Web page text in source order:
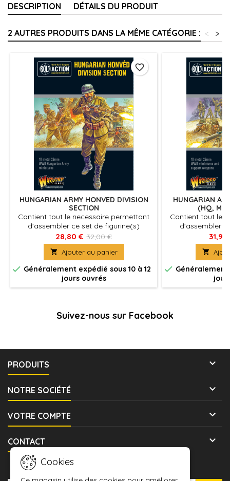
DESCRIPTION DÉTAILS DU PRODUIT
2 AUTRES PRODUITS DANS LA MÊME CATÉGORIE : >
<
HUNGARIAN ARMY HONVED DIVISION
SECTION
Contient tout le necessaire permettant
d'assembler ce set de figurine(s)
véhicules pour le jeu Bolt Action, produit
fournies avec leurs socles. Figurine(s)
Véhicule(s) à peindre et à assembler
28,80 € 32,00 €
 Ajouter au panier
 Généralement expédié sous 10 à 12
jours ouvrés
favorite_border
HUNGARIAN
(HQ,
Contient tout le
d'assembler
véhicules pour
fournies avec
Véhicule(s) à
31,95

 Généralement
Suivez-nous sur Facebook
PRODUITS 
NOTRE SOCIÉTÉ 
VOTRE COMPTE 
CONTACT 
Cookies
LETTRE D'INFORMATIONS